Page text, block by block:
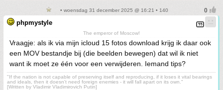
• woensdag 31 december 2025 @ 16:21 • 140
phpmystyle
The emperor of Moscow!
Vraagje: als ik via mijn icloud 15 fotos download krijg ik daar ook
een MOV bestandje bij (die beelden bewegen) dat wil ik niet
want ik moet ze één voor een verwijderen. Iemand tips?
"If the nation is not capable of preserving itself and reproducing, if it loses it vital bearings
and ideals, then it doesn't need foreign enemies - it will fall apart on its own."
[Written by Vladimir Vladimirovich Putin]